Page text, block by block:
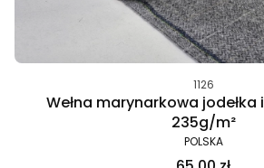
1126
Wełna marynarkowa
235g/m²
POLSKA